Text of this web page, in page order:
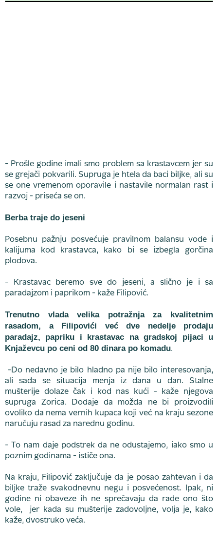
- Prošle godine imali smo problem sa krastavcem jer su
se grejači pokvarili. Supruga je htela da baci biljke, ali su
se one vremenom oporavile i nastavile normalan rast i
razvoj - priseća se on.
Berba traje do jeseni
Posebnu pažnju posvećuje pravilnom balansu vode i
kalijuma kod krastavca, kako bi se izbegla gorčina
plodova.
- Krastavac beremo sve do jeseni, a slično je i sa
paradajzom i paprikom - kaže Filipović.
Trenutno vlada velika potražnja za kvalitetnim
rasadom, a Filipovići već dve nedelje prodaju
paradajz, papriku i krastavac na gradskoj pijaci u
Knjaževcu po ceni od 80 dinara po komadu.
-Do nedavno je bilo hladno pa nije bilo interesovanja,
ali sada se situacija menja iz dana u dan. Stalne
mušterije dolaze čak i kod nas kući - kaže njegova
supruga Zorica. Dodaje da možda ne bi proizvodili
ovoliko da nema vernih kupaca koji već na kraju sezone
naručuju rasad za narednu godinu.
- To nam daje podstrek da ne odustajemo, iako smo u
poznim godinama - ističe ona.
Na kraju, Filipović zaključuje da je posao zahtevan i da
biljke traže svakodnevnu negu i posvećenost. Ipak, ni
godine ni obaveze ih ne sprečavaju da rade ono što
vole, jer kada su mušterije zadovoljne, volja je, kako
kaže, dvostruko veća.